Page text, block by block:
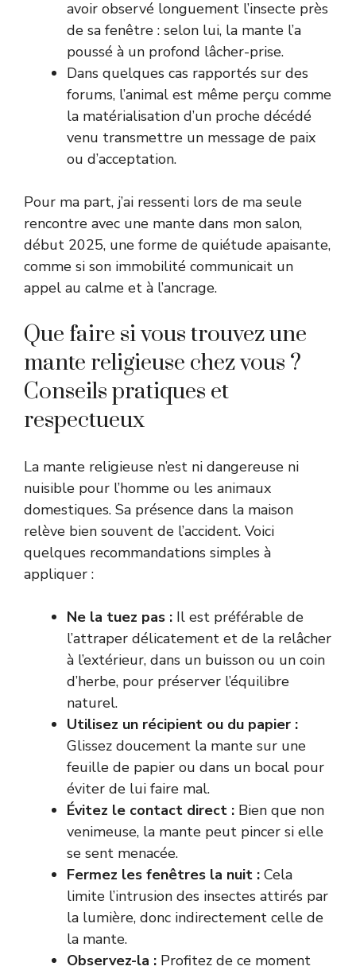
avoir observé longuement l’insecte près
de sa fenêtre : selon lui, la mante l’a
poussé à un profond lâcher-prise.
Dans quelques cas rapportés sur des
forums, l’animal est même perçu comme
la matérialisation d’un proche décédé
venu transmettre un message de paix
ou d’acceptation.
Pour ma part, j’ai ressenti lors de ma seule
rencontre avec une mante dans mon salon,
début 2025, une forme de quiétude apaisante,
comme si son immobilité communicait un
appel au calme et à l’ancrage.
Que faire si vous trouvez une
mante religieuse chez vous ?
Conseils pratiques et
respectueux
La mante religieuse n’est ni dangereuse ni
nuisible pour l’homme ou les animaux
domestiques. Sa présence dans la maison
relève bien souvent de l’accident. Voici
quelques recommandations simples à
appliquer :
Ne la tuez pas : Il est préférable de
l’attraper délicatement et de la relâcher
à l’extérieur, dans un buisson ou un coin
d’herbe, pour préserver l’équilibre
naturel.
Utilisez un récipient ou du papier :
Glissez doucement la mante sur une
feuille de papier ou dans un bocal pour
éviter de lui faire mal.
Évitez le contact direct : Bien que non
venimeuse, la mante peut pincer si elle
se sent menacée.
Fermez les fenêtres la nuit : Cela
limite l’intrusion des insectes attirés par
la lumière, donc indirectement celle de
la mante.
Observez-la : Profitez de ce moment